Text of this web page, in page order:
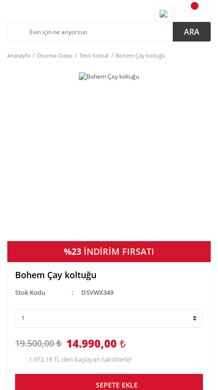
ARA
Anasayfa Oturma Odası Tekli Koltuk Bohem Çay koltuğu
%23 İNDİRİM FIRSATI
Bohem Çay koltuğu
Stok Kodu DSVWX349
19.500,00 ₺ 14.990,00 ₺
1.972,18 TL den başlayan taksitlerle!
SEPETE EKLE